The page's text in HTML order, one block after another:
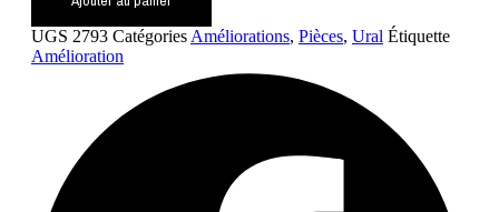
câble
apres
UGS 2793 Catégories Améliorations, Pièces, Ural Étiquette
Amélioration